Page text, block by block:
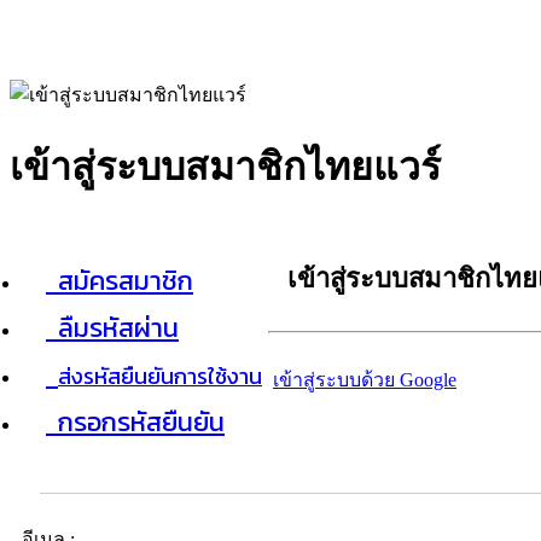
เข้าสู่ระบบสมาชิกไทยแวร์
สมัครสมาชิก
ลืมรหัสผ่าน
ส่งรหัสยืนยันการใช้งาน
กรอกรหัสยืนยัน
เข้าสู่ระบบสมาชิกไท
เข้าสู่ระบบด้วย Google